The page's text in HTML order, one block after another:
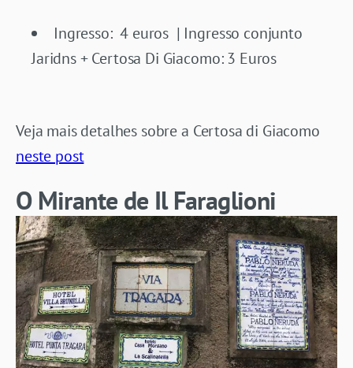
Ingresso: 4 euros | Ingresso conjunto
Jaridns + Certosa Di Giacomo: 3 Euros
Veja mais detalhes sobre a Certosa di Giacomo
neste post
O Mirante de Il Faraglioni